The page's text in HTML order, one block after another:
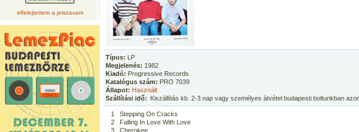
elfelejtettem a jelszavam
Típus: LP
Megjelenés: 1982
Kiadó: Progressive Records
Katalógus szám: PRO 7039
Állapot: Használt
Szállítási idő: Kiszállítás kb. 2-3 nap vagy személyes átvétel budapesti boltunkban
1
Stepping On Cracks
2
Falling In Love With Love
3
Cherokee